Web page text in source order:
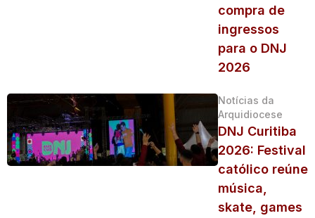
compra de
ingressos
para o DNJ
2026
Notícias da
Arquidiocese
DNJ Curitiba
2026: Festival
católico reúne
música,
skate, games